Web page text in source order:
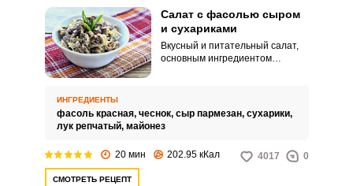
Салат с фасолью сыром
и сухариками
Вкусный и питательный салат,
основным ингредиентом
вкусом. И все благодаря
сочетанию основного
ИНГРЕДИЕНТЫ
фасоль красная, чеснок, сыр пармезан, сухарики,
лук репчатый, майонез
20 мин 202.95 кКал 4017 0
СМОТРЕТЬ РЕЦЕПТ